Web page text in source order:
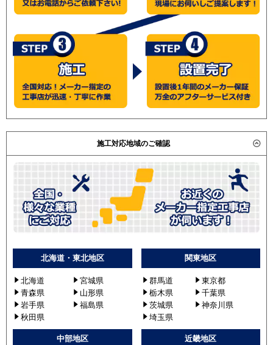
施工対応地域のご確認
北海道・東北地区
北海道
宮城県
青森県
山形県
岩手県
福島県
秋田県
関東地区
群馬道
東京都
栃木県
千葉県
茨城県
神奈川県
埼玉県
中部地区 近畿地区